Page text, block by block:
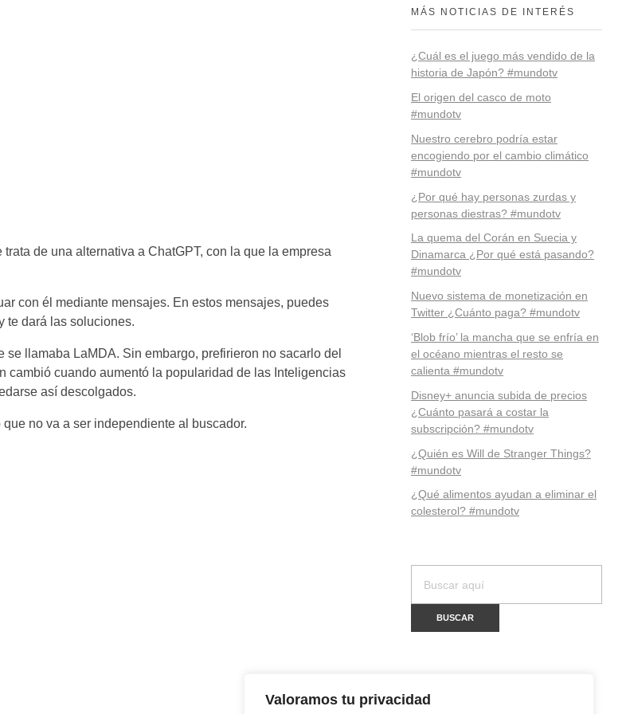
Valoramos tu privacidad
de una alternativa a ChatGPT, con la que la empresa
con él mediante mensajes. En estos mensajes, puedes
te dará las soluciones.
llamaba LaMDA. Sin embargo, prefirieron no sacarlo del
cambió cuando aumentó la popularidad de las Inteligencias
así descolgados.
no va a ser independiente al buscador.
MÁS NOTICIAS DE INTERÉS
¿Cuál es el juego más vendido de la
historia de Japón? #mundotv
El origen del casco de moto
#mundotv
Nuestro cerebro podría estar
encogiendo por el cambio climático
#mundotv
¿Por qué hay personas zurdas y
personas diestras? #mundotv
La quema del Corán en Suecia y
Dinamarca ¿Por qué está pasando?
#mundotv
Nuevo sistema de monetización en
Twitter ¿Cuánto paga? #mundotv
‘Blob frío’ la mancha que se enfría en
el océano mientras el resto se
calienta #mundotv
Disney+ anuncia subida de precios
¿Cuánto pasará a costar la
subscripción? #mundotv
¿Quién es Will de Stranger Things?
#mundotv
¿Qué alimentos ayudan a eliminar el
colesterol? #mundotv